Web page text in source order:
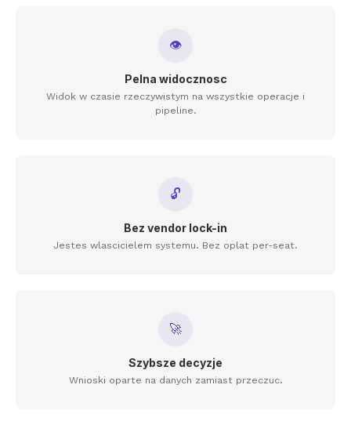
👁
Pelna widocznosc
Widok w czasie rzeczywistym na wszystkie operacje i
pipeline.
🔓
Bez vendor lock-in
Jestes wlascicielem systemu. Bez oplat per-seat.
🚀
Szybsze decyzje
Wnioski oparte na danych zamiast przeczuc.